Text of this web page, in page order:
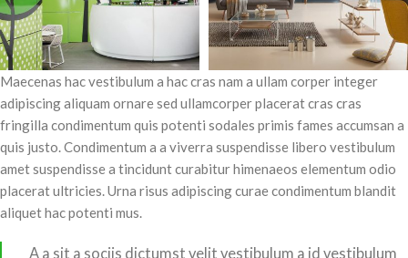
Maecenas hac vestibulum a hac cras nam a ullam corper integer
adipiscing aliquam ornare sed ullamcorper placerat cras cras
fringilla condimentum quis potenti sodales primis fames accumsan a
quis justo. Condimentum a a viverra suspendisse libero vestibulum
amet suspendisse a tincidunt curabitur himenaeos elementum odio
placerat ultricies. Urna risus adipiscing curae condimentum blandit
aliquet hac potenti mus.
A a sit a sociis dictumst velit vestibulum a id vestibulum